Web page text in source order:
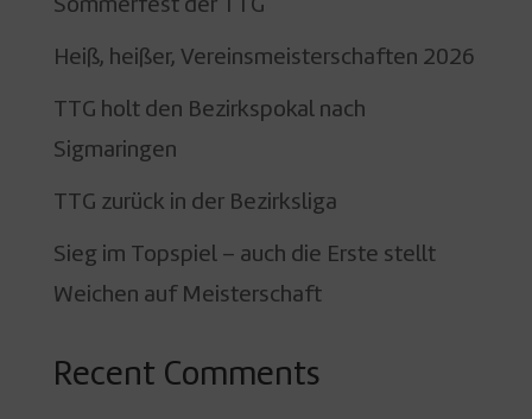
Sommerfest der TTG
Heiß, heißer, Vereinsmeisterschaften 2026
TTG holt den Bezirkspokal nach
Sigmaringen
TTG zurück in der Bezirksliga
Sieg im Topspiel – auch die Erste stellt
Weichen auf Meisterschaft
Recent Comments